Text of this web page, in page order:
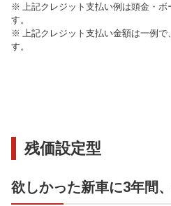
※ 上記クレジット支払い例は頭金・
す。
※ 上記クレジット支払い金額は一例で
す。
残価設定型
欲しかった新車に3年間